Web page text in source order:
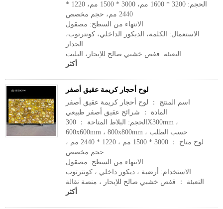
الحجم: 3200 * 1600 مم، 3000 * 1500 مم، 1220 *
2440 مم، حجم مخصص
الانتهاء من السطح: مصقول
الاستعمال: الكلمة، الديكور الداخلي، كونترتوب،
الجدار
التعبئة: قفص خشبي صالح للإبحار، البليت
أكثر
لوح أحجار كريمة عقيق أصفر
اسم المنتج ： لوح أحجار كريمة عقيق أصفر
المادة ： شرائح عقيق أصفر طبيعي
الحجم: البلاط المتاحة ： 300X300mm ،
600x600mm ، 800x800mm ، حسب الطلب
لوح متاح ： 3000 * 1500 مم ، 1220 * 2440 مم ،
حجم مخصص
الانتهاء من السطح: مصقول
الاستخدام: أرضية ، ديكور داخلي ، كونترتوب
التعبئة ： قفص خشبي صالح للإبحار ، منصة نقالة
أكثر